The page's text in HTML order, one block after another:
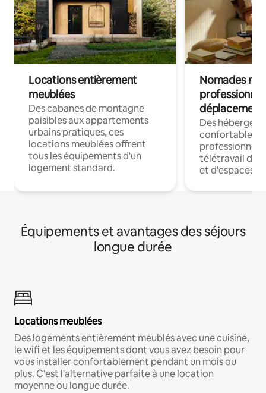
Locations entièrement
meublées
Des cabanes de montagne
paisibles aux appartements
urbains pratiques, ces
locations meublées offrent
tous les équipements d'un
logement standard.
Nomades
déplacement
Des
confortables
professionnels
télétravail
et d'espaces
Équipements et avantages des séjours
longue durée
Locations meublées
Des logements entièrement meublés avec une cuisine,
le wifi et les équipements dont vous avez besoin pour
vous installer confortablement pendant un mois ou
plus. C'est l'alternative parfaite à une location
moyenne ou longue durée.